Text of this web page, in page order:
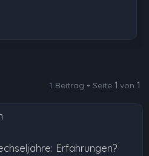
1 Beitrag • Seite 1 von 1
Erfahrungen?